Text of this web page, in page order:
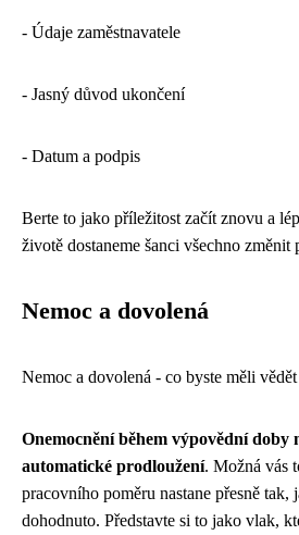
- Údaje zaměstnavatele
- Jasný důvod ukončení
- Datum a podpis
Berte to jako příležitost začít znovu a
životě dostaneme šanci všechno změnit
Nemoc a dovolená
Nemoc a dovolená - co byste měli vědět
Onemocnění během výpovědní doby
automatické prodloužení. Možná vás
pracovního poměru nastane přesně tak,
dohodnuto. Představte si to jako vlak,